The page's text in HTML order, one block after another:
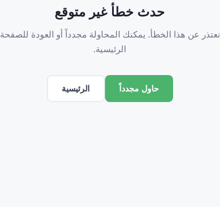
حدث خطأ غير متوقع
نعتذر عن هذا الخطأ. يمكنك المحاولة مجدداً أو العودة للصفحة
الرئيسية.
حاول مجدداً الرئيسية